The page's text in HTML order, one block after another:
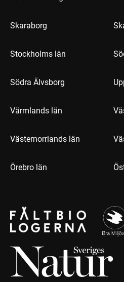
Skaraborg
Stockholms län
Södra Älvsborg
Värmlands län
Västernorrlands län
Örebro län